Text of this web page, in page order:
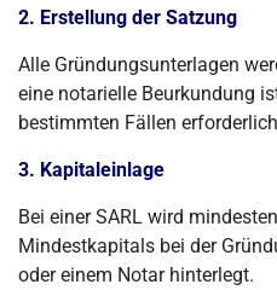
2. Erstellung der Satzung
Alle Gründungsunterlagen
eine notarielle Beurkundung
bestimmten Fällen
3. Kapitaleinlage
Bei einer SARL wird
Mindestkapitals bei der
oder einem Notar hinterlegt.